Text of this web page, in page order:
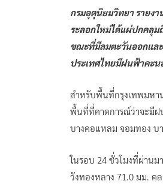
กรมอุตุนิยมวิทยา รายง
ระลอกใหม่ได้แผ่ปกคลุม
ขณะที่มีลมตะวันออกแล
ประเทศไทยมีฝนฟ้าคะน
สำหรับพื้นที่กรุงเทพมหา
พื้นที่ที่คาดการณ์ว่าจะมีฝ
บางคอแหลม จอมทอง บ
ในรอบ 24 ชั่วโมงที่ผ่าน
วังทองหลาง 71.0 มม. ค